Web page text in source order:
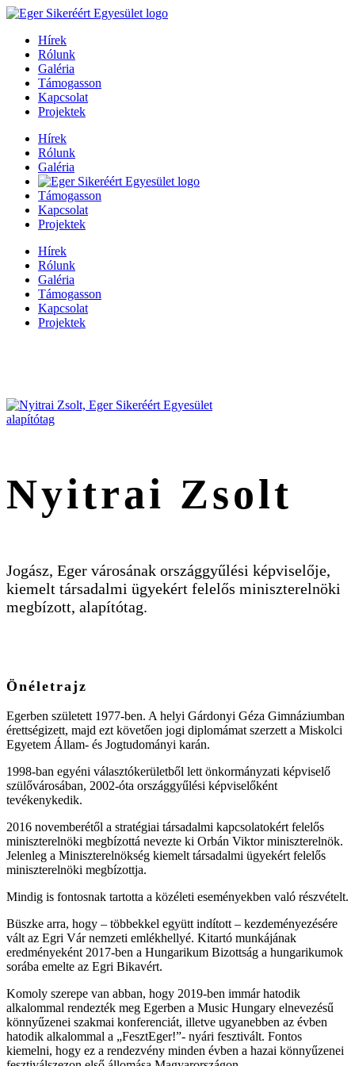
Hírek
Rólunk
Galéria
Támogasson
Kapcsolat
Projektek
Hírek
Rólunk
Galéria
Támogasson
Kapcsolat
Projektek
Hírek
Rólunk
Galéria
Támogasson
Kapcsolat
Projektek
Nyitrai Zsolt
Jogász, Eger városának országgyűlési képviselője,
kiemelt társadalmi ügyekért felelős miniszterelnöki
megbízott, alapítótag.
Önéletrajz
Egerben született 1977-ben. A helyi Gárdonyi Géza Gimnáziumban
érettségizett, majd ezt követően jogi diplomámat szerzett a Miskolci
Egyetem Állam- és Jogtudományi karán.
1998-ban egyéni választókerületből lett önkormányzati képviselő
szülővárosában, 2002-óta országgyűlési képviselőként
tevékenykedik.
2016 novemberétől a stratégiai társadalmi kapcsolatokért felelős
miniszterelnöki megbízottá nevezte ki Orbán Viktor miniszterelnök.
Jelenleg a Miniszterelnökség kiemelt társadalmi ügyekért felelős
miniszterelnöki megbízottja.
Mindig is fontosnak tartotta a közéleti eseményekben való részvételt.
Büszke arra, hogy – többekkel együtt indított – kezdeményezésére
vált az Egri Vár nemzeti emlékhellyé. Kitartó munkájának
eredményeként 2017-ben a Hungarikum Bizottság a hungarikumok
sorába emelte az Egri Bikavért.
Komoly szerepe van abban, hogy 2019-ben immár hatodik
alkalommal rendezték meg Egerben a Music Hungary elnevezésű
könnyűzenei szakmai konferenciát, illetve ugyanebben az évben
hatodik alkalommal a „FesztEger!”- nyári fesztivált. Fontos
kiemelni, hogy ez a rendezvény minden évben a hazai könnyűzenei